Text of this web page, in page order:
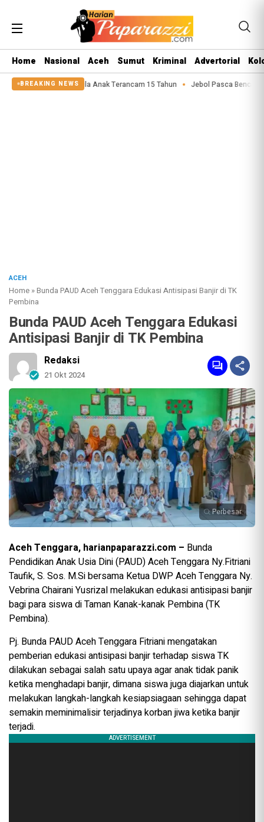
Home Nasional Aceh Sumut Kriminal Advertorial
BREAKING NEWS
Pelaku Asusila Anak Terancam 15 Tahun Jebol Pasca Bencana 2025,
ACEH
Home »Bunda PAUD Aceh Tenggara Edukasi Antisipasi Banjir di TK
Pembina
Bunda PAUD Aceh Tenggara Edukasi
Antisipasi Banjir di TK Pembina
Redaksi
21 Okt 2024
Perbesar
Aceh Tenggara, harianpaparazzi.com – Bunda
Pendidikan Anak Usia Dini (PAUD) Aceh Tenggara Ny.Fitriani
Taufik, S. Sos. M.Si bersama Ketua DWP Aceh Tenggara Ny.
Vebrina Chairani Yusrizal melakukan edukasi antisipasi banjir
bagi para siswa di Taman Kanak-kanak Pembina (TK
Pembina).
Pj. Bunda PAUD Aceh Tenggara Fitriani mengatakan
pemberian edukasi antisipasi banjir terhadap siswa TK
dilakukan sebagai salah satu upaya agar anak tidak panik
ketika menghadapi banjir, dimana siswa juga diajarkan untuk
melakukan langkah-langkah kesiapsiagaan sehingga dapat
semakin meminimalisir terjadinya korban jiwa ketika banjir
terjadi.